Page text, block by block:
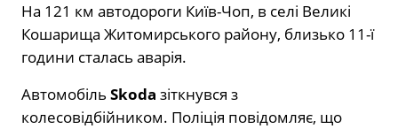
На 121 км автодороги Київ-Чоп, в селі Великі
Кошарища Житомирського району, близько 11-ї
години сталась аварія.
Автомобіль Skoda зіткнувся з
колесовідбійником. Поліція повідомляє, що